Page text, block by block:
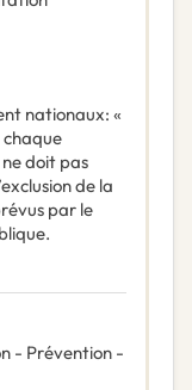
nationaux: «
doit pas
de la
par le
- Prévention -